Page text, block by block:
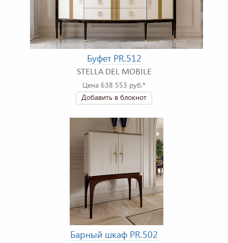
Буфет PR.512
STELLA DEL MOBILE
Цена 638 553 руб.*
Добавить в блокнот
Барный шкаф PR.502